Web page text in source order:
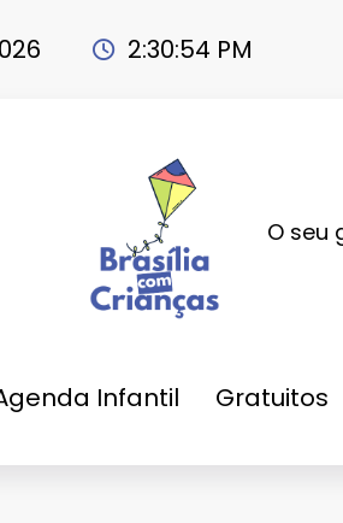
2:30:55 PM
O seu
Infantil Gratuitos